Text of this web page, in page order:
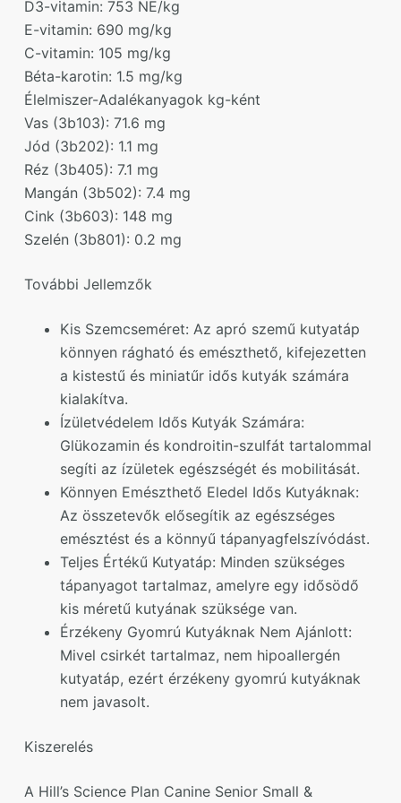
D3-vitamin: 753 NE/kg
E-vitamin: 690 mg/kg
C-vitamin: 105 mg/kg
Béta-karotin: 1.5 mg/kg
Élelmiszer-Adalékanyagok kg-ként
Vas (3b103): 71.6 mg
Jód (3b202): 1.1 mg
Réz (3b405): 7.1 mg
Mangán (3b502): 7.4 mg
Cink (3b603): 148 mg
Szelén (3b801): 0.2 mg
További Jellemzők
Kis Szemcseméret: Az apró szemű kutyatáp
könnyen rágható és emészthető, kifejezetten
a kistestű és miniatűr idős kutyák számára
kialakítva.
Ízületvédelem Idős Kutyák Számára:
Glükozamin és kondroitin-szulfát tartalommal
segíti az ízületek egészségét és mobilitását.
Könnyen Emészthető Eledel Idős Kutyáknak:
Az összetevők elősegítik az egészséges
emésztést és a könnyű tápanyagfelszívódást.
Teljes Értékű Kutyatáp: Minden szükséges
tápanyagot tartalmaz, amelyre egy idősödő
kis méretű kutyának szüksége van.
Érzékeny Gyomrú Kutyáknak Nem Ajánlott:
Mivel csirkét tartalmaz, nem hipoallergén
kutyatáp, ezért érzékeny gyomrú kutyáknak
nem javasolt.
Kiszerelés
A Hill’s Science Plan Canine Senior Small &